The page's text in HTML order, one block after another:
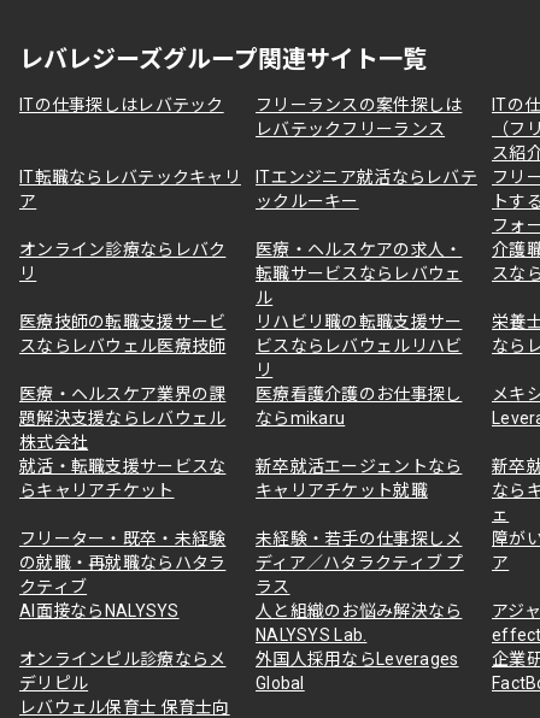
レバレジーズグループ関連サイト一覧
ITの仕事探しはレバテック
フリーランスの案件探しは
レバテックフリーランス
ITの
（フ
ス紹
IT転職ならレバテックキャリ
ア
ITエンジニア就活ならレバテ
ックルーキー
フリ
トす
フォ
オンライン診療ならレバク
リ
医療・ヘルスケアの求人・
転職サービスならレバウェ
ル
介護
スな
医療技師の転職支援サービ
スならレバウェル医療技師
リハビリ職の転職支援サー
ビスならレバウェルリハビ
リ
栄養
なら
医療・ヘルスケア業界の課
題解決支援ならレバウェル
株式会社
医療看護介護のお仕事探し
ならmikaru
メキ
就活・転職支援サービスな
らキャリアチケット
新卒就活エージェントなら
キャリアチケット就職
新卒
なら
ェ
フリーター・既卒・未経験
の就職・再就職ならハタラ
クティブ
未経験・若手の仕事探しメ
ディア／ハタラクティブ プ
ラス
障が
ア
AI面接ならNALYSYS
人と組織のお悩み解決なら
NALYSYS Lab.
アジ
オンラインピル診療ならメ
デリピル
外国人採用ならLeverages
Global
企業
レバウェル保育士 保育士向